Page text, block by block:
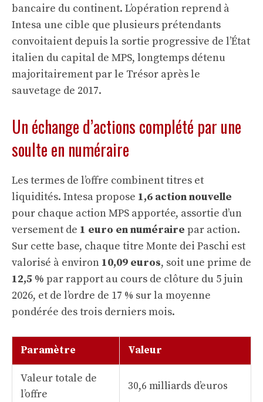
bancaire du continent. L’opération reprend à
Intesa une cible que plusieurs prétendants
convoitaient depuis la sortie progressive de l’État
italien du capital de MPS, longtemps détenu
majoritairement par le Trésor après le
sauvetage de 2017.
Un échange d’actions complété par une
soulte en numéraire
Les termes de l’offre combinent titres et
liquidités. Intesa propose 1,6 action nouvelle
pour chaque action MPS apportée, assortie d’un
versement de 1 euro en numéraire par action.
Sur cette base, chaque titre Monte dei Paschi est
valorisé à environ 10,09 euros, soit une prime de
12,5 % par rapport au cours de clôture du 5 juin
2026, et de l’ordre de 17 % sur la moyenne
pondérée des trois derniers mois.
Paramètre Valeur
Valeur totale de
l’offre
30,6 milliards d’euros